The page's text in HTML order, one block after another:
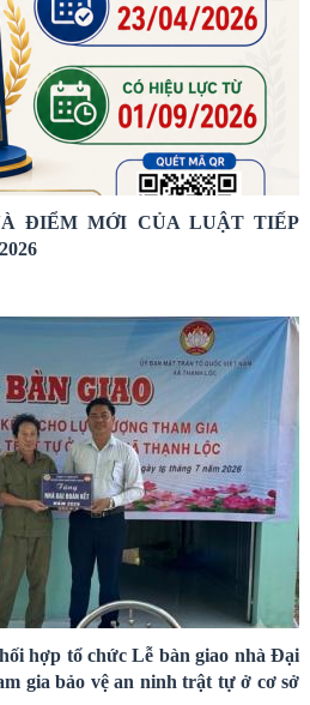
ĐIỂM MỚI CỦA LUẬT TIẾP
hợp tổ chức Lễ bàn giao nhà Đại
gia bảo vệ an ninh trật tự ở cơ sở